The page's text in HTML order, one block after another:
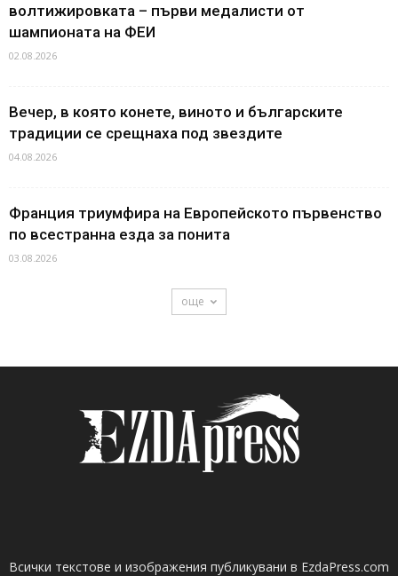
волтижировката – първи медалисти от
шампионата на ФЕИ
02.08.2026
Вечер, в която конете, виното и българските
традиции се срещнаха под звездите
04.08.2026
Франция триумфира на Европейското първенство
по всестранна езда за понита
03.08.2026
още
Всички текстове и изображения публикувани в EzdaPress.com